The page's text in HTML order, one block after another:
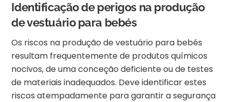
Identificação de perigos na produção
de vestuário para bebés
Os riscos na produção de vestuário para bebés
resultam frequentemente de produtos químicos
nocivos, de uma conceção deficiente ou de testes
de materiais inadequados. Deve identificar estes
riscos atempadamente para garantir a segurança